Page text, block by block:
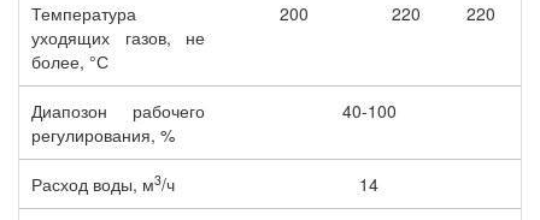
Температура
уходящих газов, не
более, °С
200 220 220
Диапозон рабочего
регулирования, %
40-100
Расход воды, м3/ч 14